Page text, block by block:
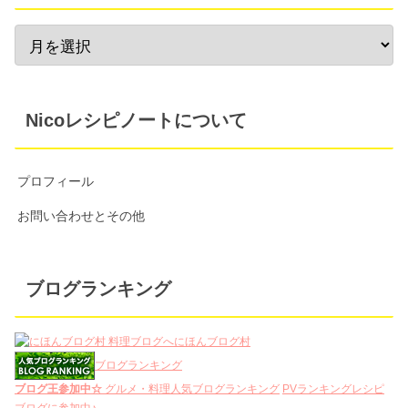
Nicoレシピノートについて
プロフィール
お問い合わせとその他
ブログランキング
にほんブログ村
ブログランキング
ブログ王参加中☆ グルメ・料理人気ブログランキング PVランキングレシピ